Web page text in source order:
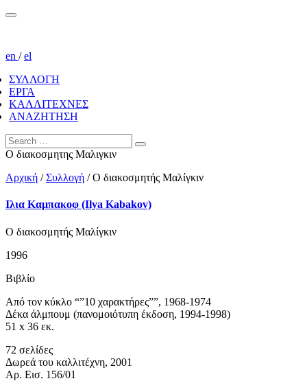
en /el
ΣΥΛΛΟΓΗ
ΕΡΓΑ
ΚΑΛΛΙΤΕΧΝΕΣ
ΑΝΑΖΗΤΗΣΗ
Ο διακοσμητης Μαλιγκιν
Αρχική /Συλλογή /Ο διακοσμητής Μαλίγκιν
Ιλια Καμπακοφ (Ilya Kabakov)
Ο διακοσμητής Μαλίγκιν
1996
Βιβλίο
Από τον κύκλο “”10 χαρακτήρες””, 1968-1974
Δέκα άλμπουμ (πανομοιότυπη έκδοση, 1994-1998)
51 x 36 εκ.
72 σελίδες
Δωρεά του καλλιτέχνη, 2001
Aρ. Εισ. 156/01